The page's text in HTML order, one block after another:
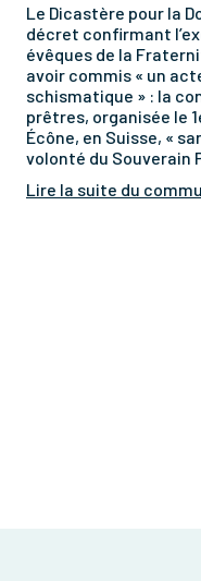
Le Dicastère pour la
décret confirmant
évêques de la
avoir commis « un
schismatique » : la
prêtres, organisée le
Écône, en Suisse, «
volonté du Souverain
Lire la suite du